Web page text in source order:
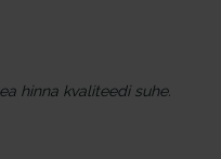
hinna kvaliteedi suhe.